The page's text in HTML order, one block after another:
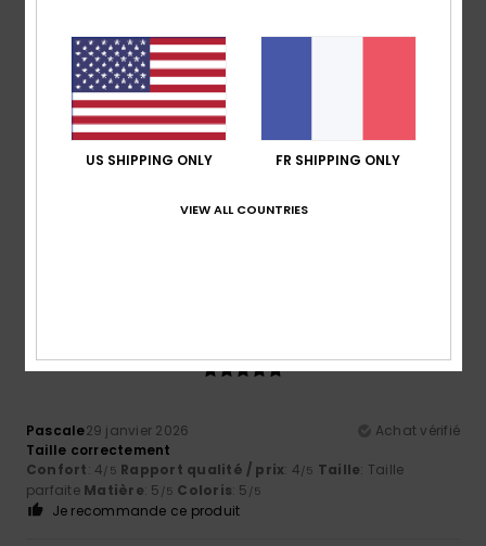
Taille
Trop petit Trop grand
4.5
Pascale29 janvier 2026
Achat vérifié
Taille correctement
Confort: 4/5 Rapport qualité / prix: 4/5 Taille: Taille
parfaite Matière: 5 /5 Coloris: 5 /5
Je recommande ce produit
US SHIPPING ONLY FR SHIPPING ONLY
VIEW ALL COUNTRIES